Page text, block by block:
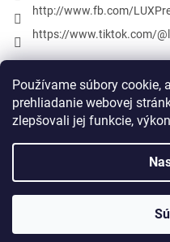
Používame súbory cookie,
prehliadanie webovej
zlepšovali jej funkcie,
http://www.fb.com/
https://www.tiktok.com/
lux-